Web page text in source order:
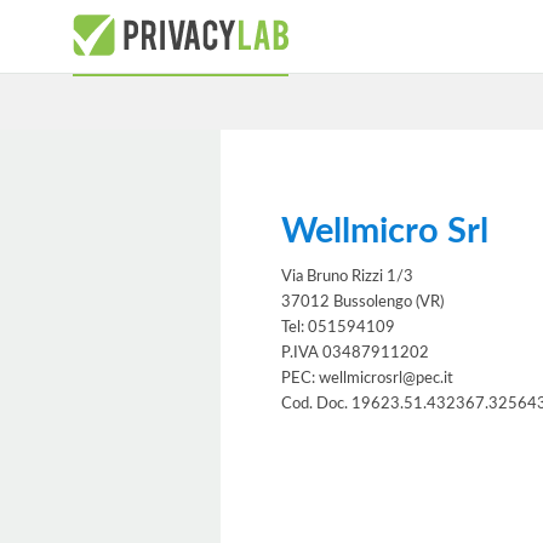
Wellmicro Srl
Via Bruno Rizzi 1/3
37012 Bussolengo (VR)
Tel: 051594109
P.IVA 03487911202
PEC: wellmicrosrl@pec.it
Cod. Doc.